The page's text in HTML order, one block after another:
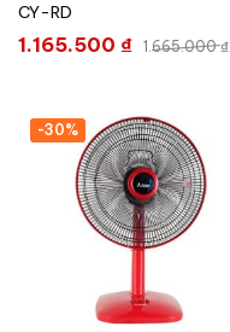
CY-RD
1.165.500 ₫ 1.665.000₫
-30%